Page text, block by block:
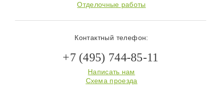
Отделочные работы
Контактный телефон:
+7 (495) 744-85-11
Написать нам
Схема проезда